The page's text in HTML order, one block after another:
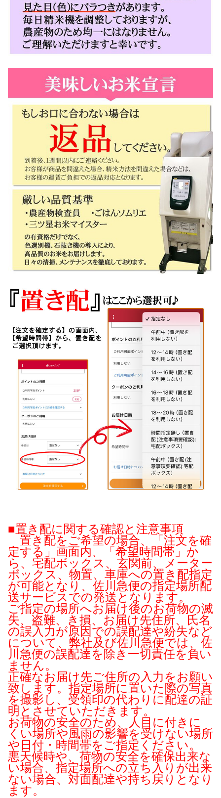
■置き配に関する確認と注意事項
置き配をご希望の場合、「注文を確
定する」画面内、「希望時間帯」か
ら、宅配ボックス、玄関前、メーター
ボックス、物置、車庫への置き配指定
が可能となり、佐川急便の指定場所配
送サービスでの発送となります。
ご指定の場所へお届け後のお荷物の滅
失、盗難、き損、お届け先住所、氏名
の誤入力が原因での誤配達や紛失など
について、弊社及び佐川急便では、佐
川急便の誤配達を除き一切責任を負い
ません。
正確なお届け先ご住所の入力をお願い
致します。指定場所に置いた際の写真
を撮影し、受領印の代わりに配達の証
明とさせていただきます。
お荷物の安全のため、人目に付きに
くい場所や風雨の影響を受けない場所
や日付・時間帯をご指定ください。
悪天候時や、荷物の安全を確保出来な
い場合、指定場所への立ち入りが出来
ない場合、対面配達や持ち戻りとなり
ます。